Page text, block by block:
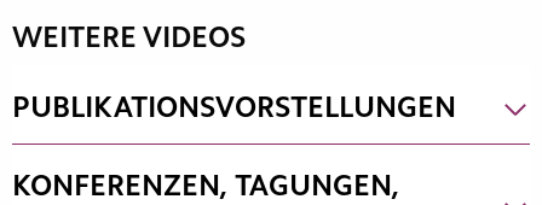
WEITERE VIDEOS
PUBLIKATIONSVORSTELLUNGEN
KONFERENZEN, TAGUNGEN,